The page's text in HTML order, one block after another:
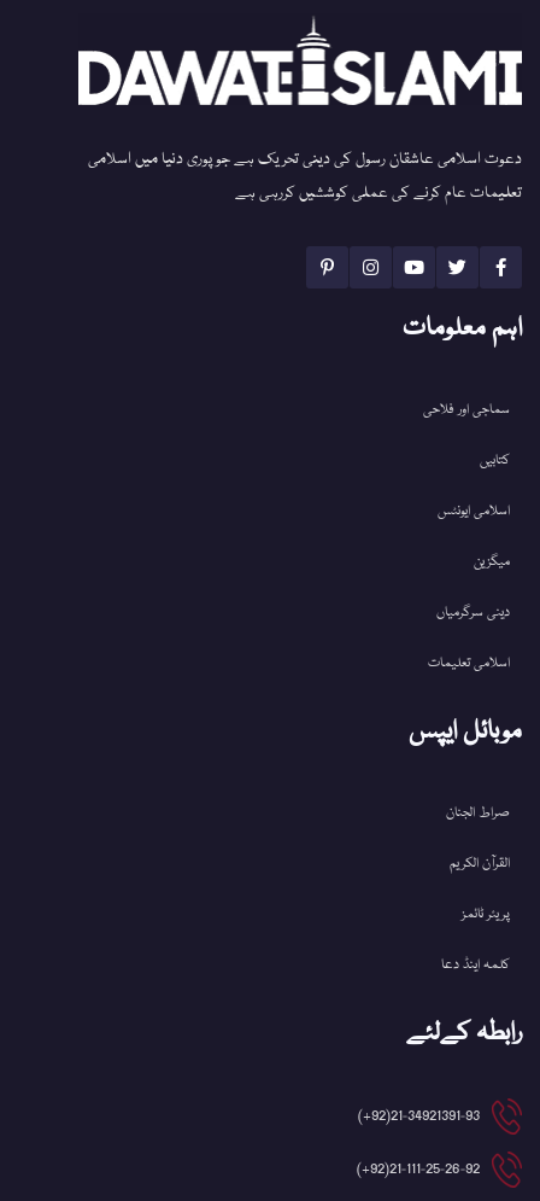
دعوت اسلامی عاشقان رسول کی دینی تحریک ہے جو پوری دنیا میں اسلامی
تعلیمات عام کرنے کی عملی کوششیں کررہی ہے
اہم معلومات
سماجی اور فلاحی
کتابیں
اسلامی ایونٹس
میگزین
دینی سرگرمیاں
اسلامی تعلیمات
موبائل ایپس
صراط الجنان
القرآن الکریم
پریئر ٹائمز
کلمہ اینڈ دعا
رابطہ کےلئے
21-34921391-93(92+)
21-111-25-26-92(92+)